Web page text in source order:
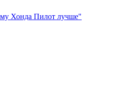
Хонда Пилот лучше"